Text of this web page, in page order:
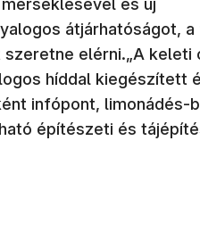
átjárhatóságot, a
elérni.„A keleti
híddal kiegészített
infópont, limonádés-
építészeti és